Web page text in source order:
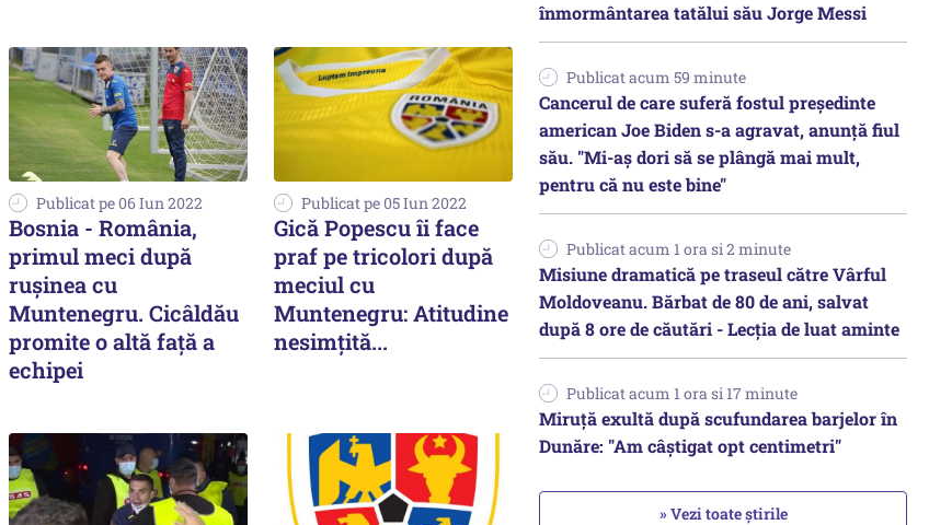
Publicat pe 06 Iun 2022
Bosnia - România,
primul meci după
rușinea cu
Muntenegru. Cicâldău
promite o altă față a
echipei
Publicat pe 05 Iun 2022
Gică Popescu îi face
praf pe tricolori după
meciul cu
Muntenegru: Atitudine
nesimţită...
înmormântarea tatălui său Jorge Messi
Publicat acum 59 minute
Cancerul de care suferă fostul preşedinte
american Joe Biden s-a agravat, anunță fiul
său. "Mi-aș dori să se plângă mai mult,
pentru că nu este bine"
Publicat acum 1 ora si 2 minute
Misiune dramatică pe traseul către Vârful
Moldoveanu. Bărbat de 80 de ani, salvat
după 8 ore de căutări - Lecția de luat aminte
Publicat acum 1 ora si 17 minute
Miruță exultă după scufundarea barjelor în
Dunăre: "Am câștigat opt centimetri"
» Vezi toate știrile